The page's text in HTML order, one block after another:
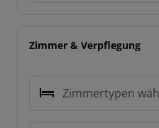
Zimmer & Verpflegung
Zimmertypen